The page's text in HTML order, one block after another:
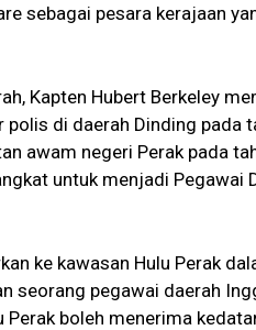
sebagai pesara kerajaan
Kapten Hubert Berkeley
di daerah Dinding pada
awam negeri Perak pada
untuk menjadi Pegawai
ke kawasan Hulu Perak
seorang pegawai daerah
boleh menerima